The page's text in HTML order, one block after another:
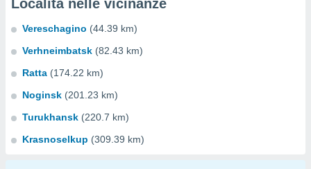
Località nelle vicinanze
Vereschagino (44.39 km)
Verhneimbatsk (82.43 km)
Ratta (174.22 km)
Noginsk (201.23 km)
Turukhansk (220.7 km)
Krasnoselkup (309.39 km)